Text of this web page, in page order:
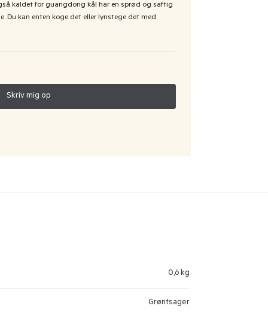
kaldet for guangdong kål har en sprød og saftig
Du kan enten koge det eller lynstege det med
0,6 kg
Grøntsager